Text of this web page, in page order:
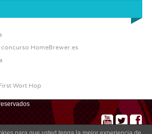
concurso HomeBrewer.es
Wort Hop